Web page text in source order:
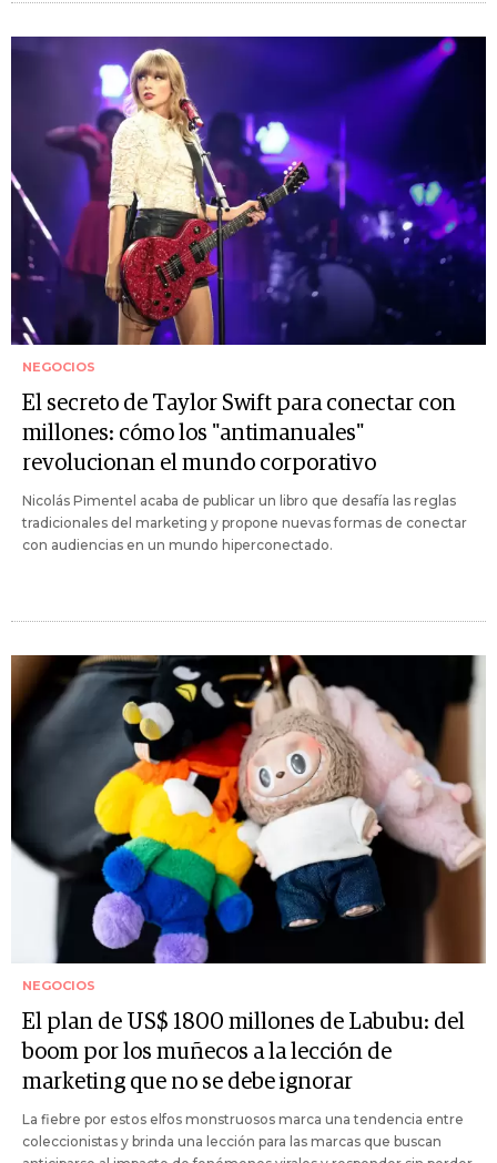
NEGOCIOS
El secreto de Taylor Swift para conectar con
millones: cómo los "antimanuales"
revolucionan el mundo corporativo
Nicolás Pimentel acaba de publicar un libro que desafía las reglas
tradicionales del marketing y propone nuevas formas de conectar
con audiencias en un mundo hiperconectado.
NEGOCIOS
El plan de US$ 1800 millones de Labubu: del
boom por los muñecos a la lección de
marketing que no se debe ignorar
La fiebre por estos elfos monstruosos marca una tendencia entre
coleccionistas y brinda una lección para las marcas que buscan